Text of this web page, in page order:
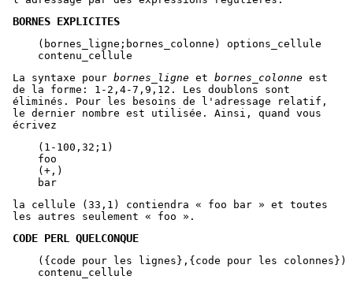
BORNES EXPLICITES
    (bornes_ligne;bornes_colonne) options_cellule
La syntaxe pour bornes_ligne et bornes_colonne est
de la forme: 1-2,4-7,9,12. Les doublons sont
éliminés. Pour les besoins de l'adressage relatif,
le dernier nombre est utilisée. Ainsi, quand vous
écrivez
    (1-100,32;1)
    foo
    (+,)
la cellule (33,1) contiendra « foo bar » et toutes
les autres seulement « foo ».
CODE PERL QUELCONQUE
({code pour les lignes},{code pour les colonnes})